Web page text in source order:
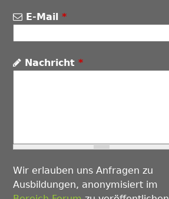
E-Mail*
Nachricht*
Wir erlauben uns Anfragen zu
Ausbildungen, anonymisiert im